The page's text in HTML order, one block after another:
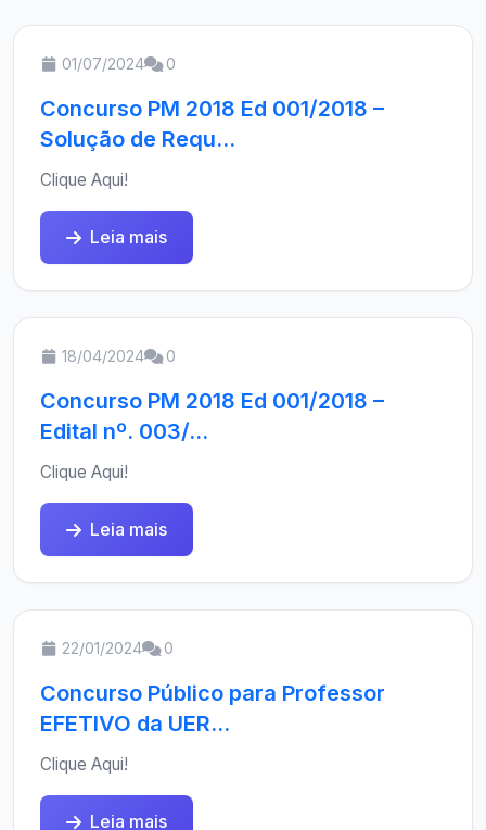
01/07/2024 0
Concurso PM 2018 Ed 001/2018 –
Solução de Requ...
Clique Aqui!
Leia mais
18/04/2024 0
Concurso PM 2018 Ed 001/2018 –
Edital nº. 003/...
Clique Aqui!
Leia mais
22/01/2024 0
Concurso Público para Professor
EFETIVO da UER...
Clique Aqui!
Leia mais